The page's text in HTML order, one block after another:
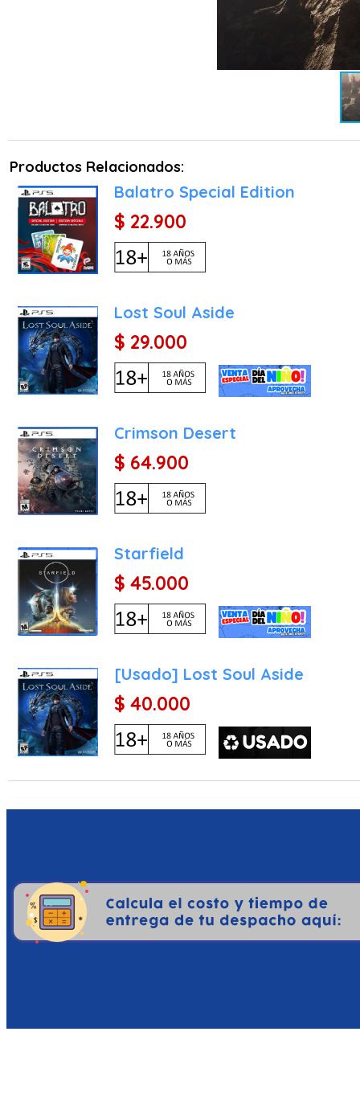
respuesta dependerá
Un mundo vivo:
economía, las
por tu influencia personal.
Características
Esta versión para
físico con el mundo de
con diversas ediciones,
artísticos de gran valor
¿Por qué sería
legado.
Productos Relacionados:
Balatro Special Edition
$ 22.900
Lost Soul Aside
$ 29.000
Crimson Desert
$ 64.900
Starfield
$ 45.000
[Usado] Lost Soul Aside
$ 40.000